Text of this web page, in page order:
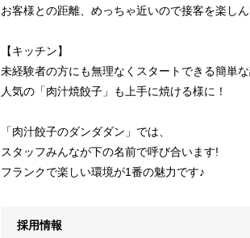
お客様との距離、めっちゃ近いので接客を楽し
【キッチン】
未経験者の方にも無理なくスタートできる簡単な
人気の「肉汁焼餃子」も上手に焼ける様に！
「肉汁餃子のダンダダン」では、
スタッフみんなが下の名前で呼び合います!
フランクで楽しい環境が1番の魅力です♪
採用情報